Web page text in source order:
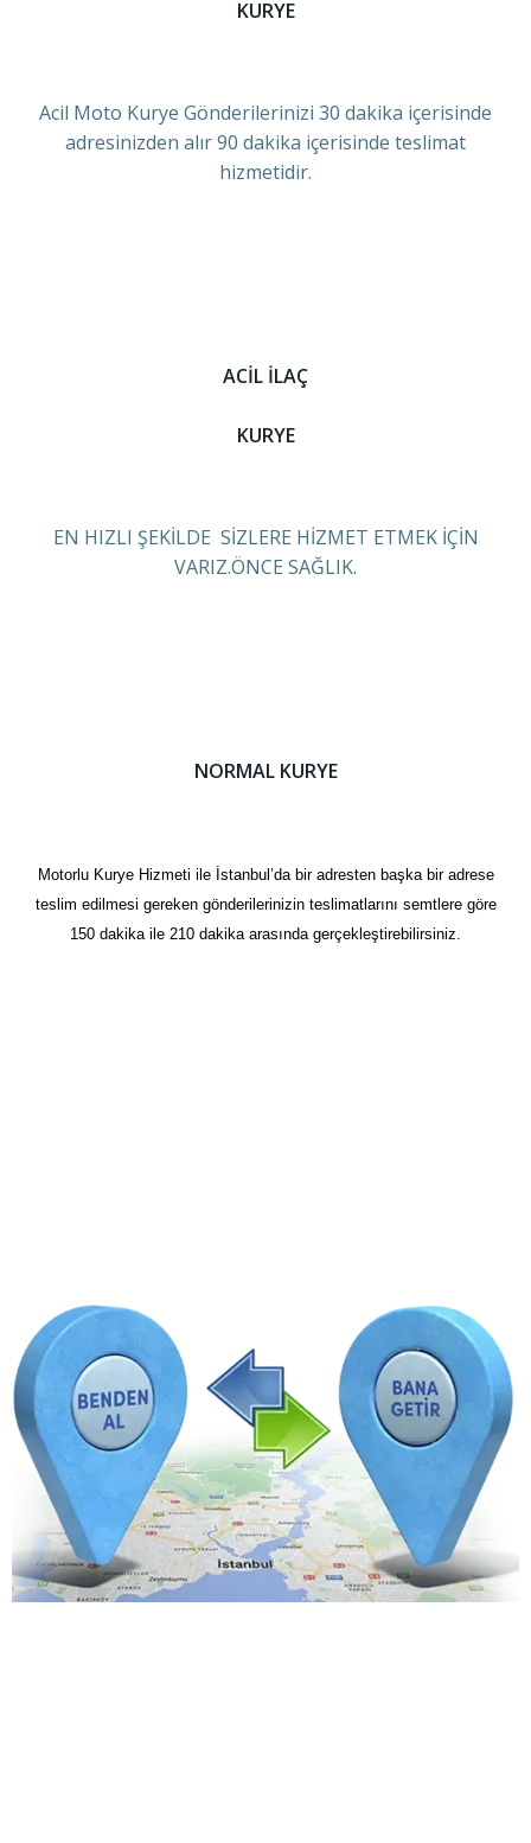
KURYE
Acil Moto Kurye Gönderilerinizi 30 dakika içerisinde
adresinizden alır 90 dakika içerisinde teslimat
hizmetidir.
ACİL İLAÇ
KURYE
EN HIZLI ŞEKİLDE SİZLERE HİZMET ETMEK İÇİN
VARIZ.ÖNCE SAĞLIK.
NORMAL KURYE
Motorlu Kurye Hizmeti ile İstanbul’da bir adresten başka bir adrese
teslim edilmesi gereken gönderilerinizin teslimatlarını semtlere göre
150 dakika ile 210 dakika arasında gerçekleştirebilirsiniz.